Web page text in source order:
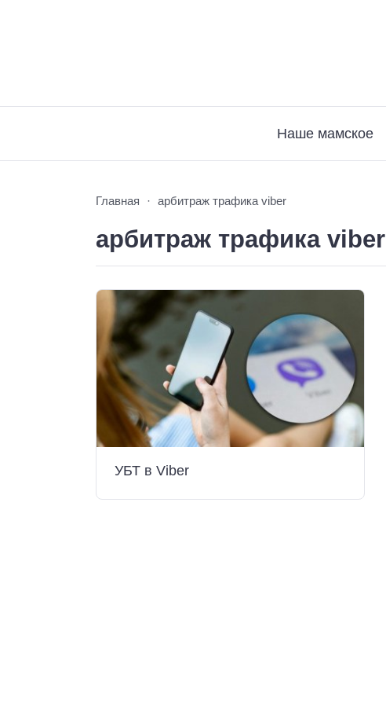
Наше мамское
Главная арбитраж трафика viber
арбитраж трафика viber
УБТ в Viber